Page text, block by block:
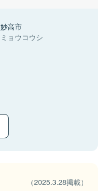
妙高市
ミョウコウシ
（2025.3.28掲載）